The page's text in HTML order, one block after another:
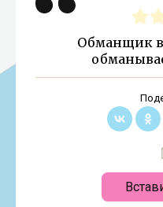
Обманщик в